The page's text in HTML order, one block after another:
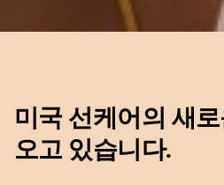
미국 선케어의 새
오고 있습니다.